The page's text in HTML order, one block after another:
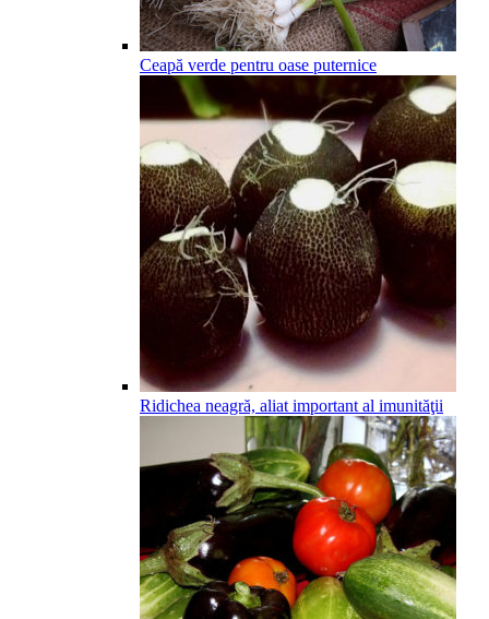
Ceapă verde pentru oase puternice
Ridichea neagră, aliat important al imunităţii